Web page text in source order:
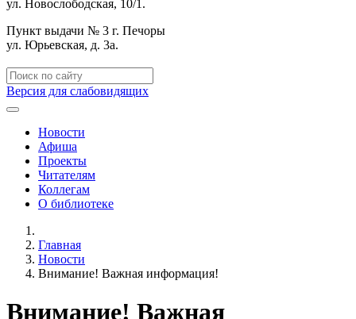
ул. Новослободская, 10/1.
Пункт выдачи № 3 г. Печоры
ул. Юрьевская, д. 3а.
Версия для слабовидящих
Новости
Афиша
Проекты
Читателям
Коллегам
О библиотеке
Главная
Новости
Внимание! Важная информация!
Внимание! Важная